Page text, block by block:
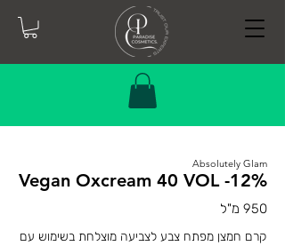
Absolutely Glam
Vegan Oxcream 40 VOL -12%
950 מ"ל
קרם חמצן מפתח צבע לצביעה מוצלחת בשימוש עם